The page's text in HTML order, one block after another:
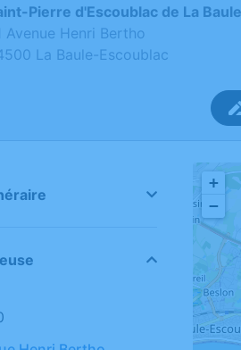
Pierre d'Escoublac de La
Avenue Henri Bertho
La Baule-Escoublac
+
−